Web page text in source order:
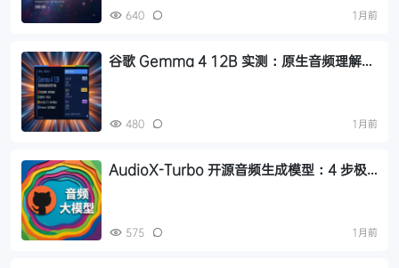
640 1月前
谷歌 Gemma 4 12B 实测：原生音频理解
480 1月前
AudioX-Turbo 开源音频生成模型：4 步极
575 1月前